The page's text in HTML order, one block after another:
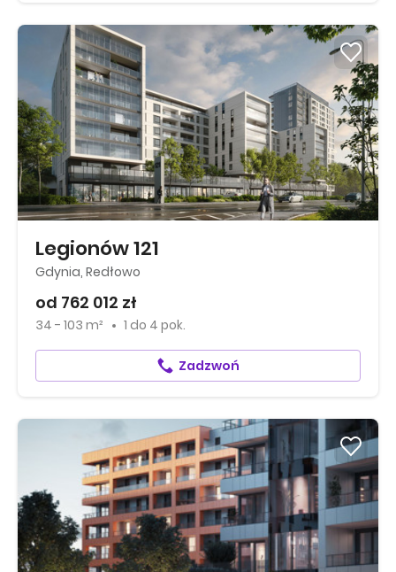
Legionów 121
Gdynia, Redłowo
od 762 012 zł
34 - 103 m² 1 do 4 pok.
Zadzwoń